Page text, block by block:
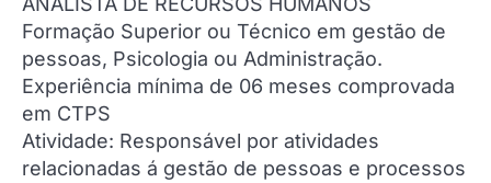
Formação Superior ou Técnico em gestão de
pessoas, Psicologia ou Administração.
Experiência mínima de 06 meses comprovada
em CTPS
Atividade: Responsável por atividades
relacionadas á gestão de pessoas e processos